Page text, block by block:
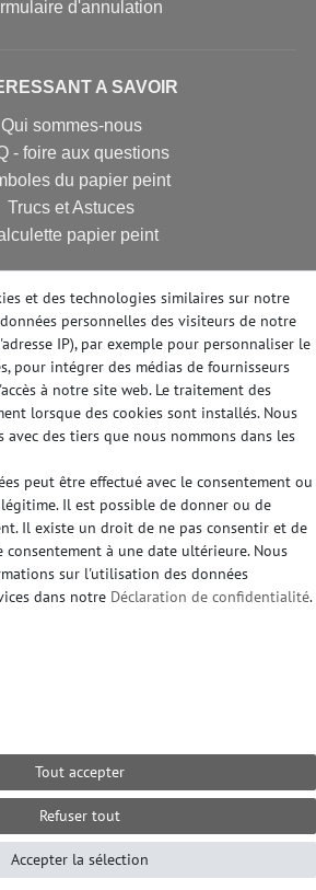
d'annulation
A SAVOIR
Qui sommes-nous
- foire aux questions
du papier peint
Trucs et Astuces
papier peint
DE RENOVATION
de rénovation
intissé lisse
de rénovation
à peindre sur intissé
à peindre sans structur
CONTATO
d'aide? S'il vous plaît appelez-
du centre d'appels du lundi au
info@profhome.fr
DE PAIEMENT
et des technologies similaires sur notre
personnelles des visiteurs de notre
IP), par exemple pour personnaliser le
pour intégrer des médias de fournisseurs
à notre site web. Le traitement des
lorsque des cookies sont installés. Nous
avec des tiers que nous nommons dans les
peut être effectué avec le consentement ou
Il est possible de donner ou de
Il existe un droit de ne pas consentir et de
à une date ultérieure. Nous
sur l'utilisation des données
dans notre Déclaration de confidentialité.
Tout accepter
Refuser tout
Accepter la sélection